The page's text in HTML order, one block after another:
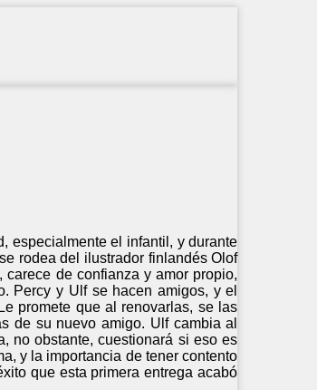
especialmente el infantil, y durante
rodea del ilustrador finlandés Olof
de confianza y amor propio,
Percy y Ulf se hacen amigos, y el
promete que al renovarlas, se las
de su nuevo amigo. Ulf cambia al
no obstante, cuestionará si eso es
y la importancia de tener contento
que esta primera entrega acabó